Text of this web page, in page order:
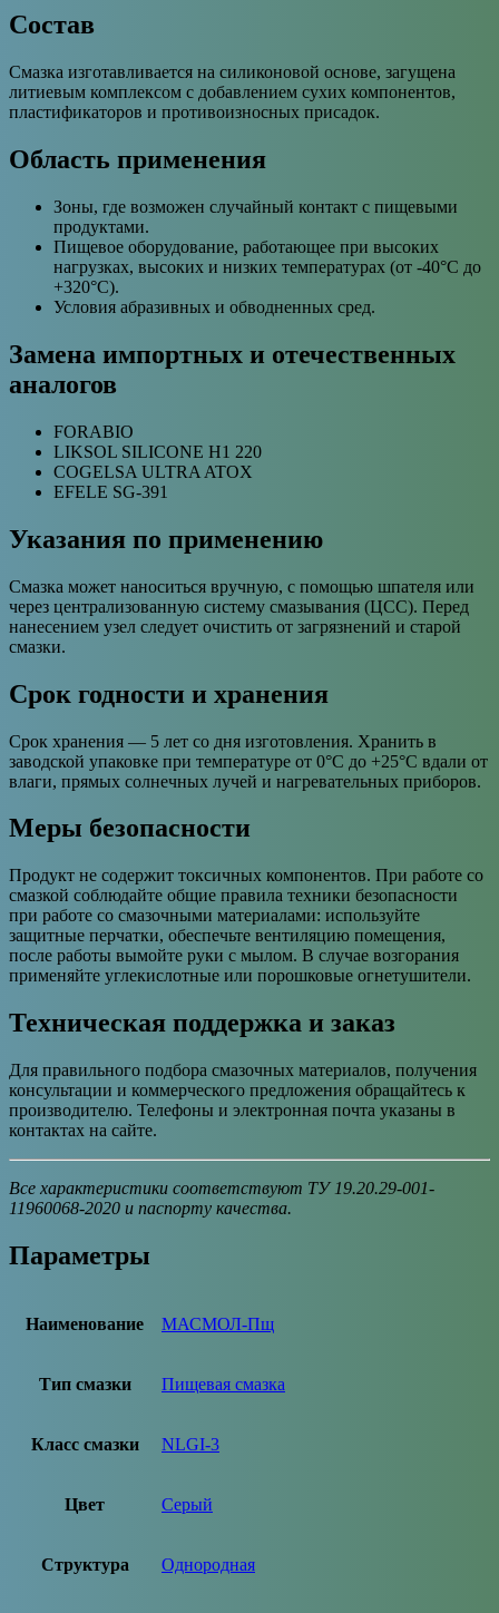
Состав
Смазка изготавливается на силиконовой основе, загущена
литиевым комплексом с добавлением сухих компонентов,
пластификаторов и противоизносных присадок.
Область применения
Зоны, где возможен случайный контакт с пищевыми
продуктами.
Пищевое оборудование, работающее при высоких
нагрузках, высоких и низких температурах (от -40°C до
+320°C).
Условия абразивных и обводненных сред.
Замена импортных и отечественных
аналогов
FORABIO
LIKSOL SILICONE H1 220
COGELSA ULTRA ATOX
EFELE SG-391
Указания по применению
Смазка может наноситься вручную, с помощью шпателя или
через централизованную систему смазывания (ЦСС). Перед
нанесением узел следует очистить от загрязнений и старой
смазки.
Срок годности и хранения
Срок хранения — 5 лет со дня изготовления. Хранить в
заводской упаковке при температуре от 0°C до +25°C вдали от
влаги, прямых солнечных лучей и нагревательных приборов.
Меры безопасности
Продукт не содержит токсичных компонентов. При работе со
смазкой соблюдайте общие правила техники безопасности
при работе со смазочными материалами: используйте
защитные перчатки, обеспечьте вентиляцию помещения,
после работы вымойте руки с мылом. В случае возгорания
применяйте углекислотные или порошковые огнетушители.
Техническая поддержка и заказ
Для правильного подбора смазочных материалов, получения
консультации и коммерческого предложения обращайтесь к
производителю. Телефоны и электронная почта указаны в
контактах на сайте.
Все характеристики соответствуют ТУ 19.20.29-001-
11960068-2020 и паспорту качества.
Параметры
Наименование МАСМОЛ-Пщ
Тип смазки Пищевая смазка
Класс смазки NLGI-3
Цвет Серый
Структура Однородная